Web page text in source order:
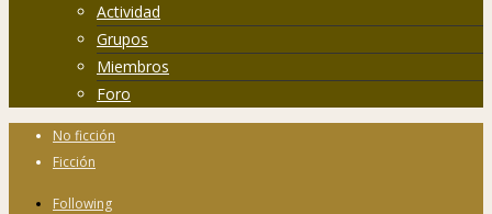
Actividad
Grupos
Miembros
Foro
No ficción
Ficción
Following